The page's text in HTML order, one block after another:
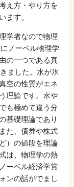
え方・やり方を
ます。
学者なので物理
ノーベル物理学
の一つである真
ました。水が氷
空の性質がエネ
理論です。水や
も極めて違う分
基礎理論であり
た、債券や株式
）の値段を理論
は、物理学の熱
ーベル経済学賞
ンの話がでまし